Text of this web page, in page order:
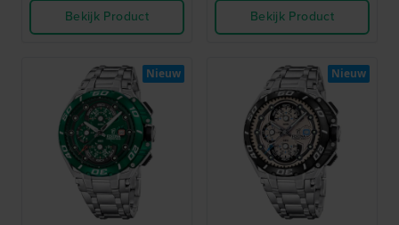
Bekijk Product
Bekijk Product
Nieuw Nieuw